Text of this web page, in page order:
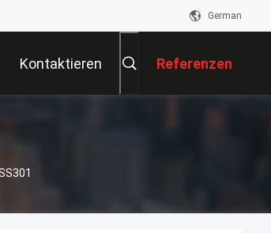
German
Kontaktieren Referenzen